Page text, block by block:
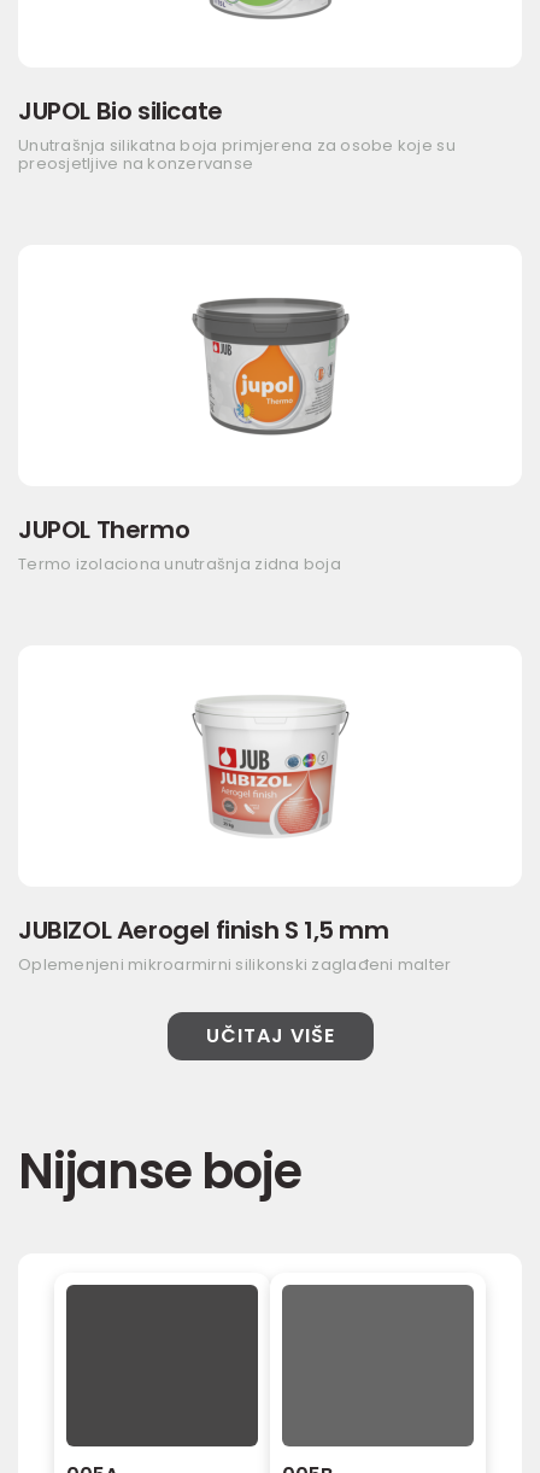
JUPOL Bio silicate
Unutrašnja silikatna boja primjerena za osobe koje su
preosjetljive na konzervanse
JUPOL Thermo
Termo izolaciona unutrašnja zidna boja
JUBIZOL Aerogel finish S 1,5 mm
Oplemenjeni mikroarmirni silikonski zaglađeni malter
UČITAJ VIŠE
Nijanse boje